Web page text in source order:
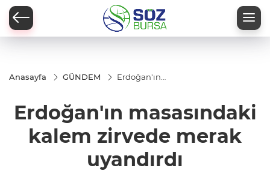
Anasayfa GÜNDEM
Erdoğan'ın
merak
Erdoğan'ın masasındaki
kalem zirvede merak
uyandırdı